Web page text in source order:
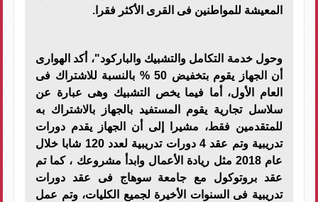
المعيشة للمواطنين فى القرى الأكثر فقرا.
وحول خدمة التكامل والتشبيك والباركود"، أكد الهوارى
أن الجهاز يقوم بتخفيض 50 % بالنسبة للاشتراك فى
العام الأول، أما فيما يخص التشبيك وهى عبارة عن
سلاسل تجارية يقوم المستفيد بالجهاز بالاشتراك به
للمتقدمين فقط، مشيرا إلى أن الجهاز يقدم دورات
تدريبية وتم عقد 4 دورات تدريبية لعدد 120 شابا خلال
عام 2018 مثل ريادة الأعمال وابدأ مشروعك ، كما تم
عقد بروتوكول مع جامعة سوهاج فى عقد دورات
تدريبية فى السنوات الأخيرة لجميع الكليات، وتم عمل